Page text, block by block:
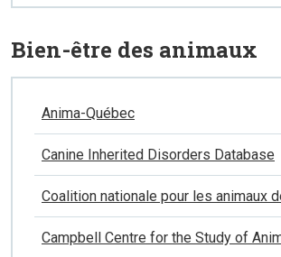
Bien-être des animaux
Anima-Québec
Canine Inherited Disorders Database
Coalition nationale pour les animaux
Campbell Centre for the Study of